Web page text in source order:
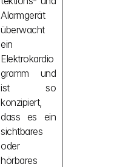
Alarmgerät
überwacht
ein
Elektrokardio
gramm und
ist so
konzipiert,
dass es ein
sichtbares
oder
hörbares